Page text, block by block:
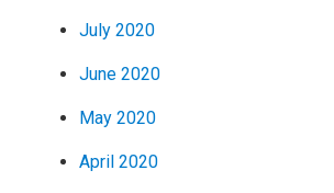
July 2020
June 2020
May 2020
April 2020